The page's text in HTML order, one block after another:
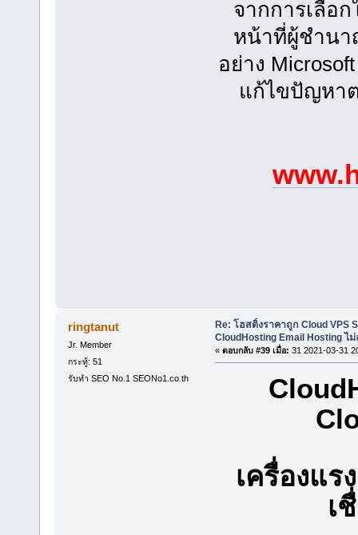
จากการเลือ
หน้าที่ผู้ชำนา
อย่าง
แก้ไขปัญหา
ringtanut
Jr. Member
กระทู้: 51
รับทำ SEO No.1 SEONo1.co.th
Re: โฮสติ้งราคาถูก Cloud VPS
CloudHosting Email Hosting ไ
« ตอบกลับ #39 เมื่อ: 31 2021-03-31
เครื่องแ
เ